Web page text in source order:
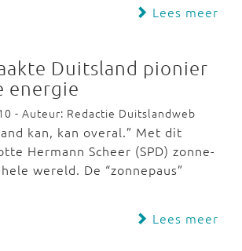
Lees meer
Duitsland pionier
energie
- Auteur: Redactie Duitslandweb
kan, kan overal.” Met dit
Hermann Scheer (SPD) zonne-
wereld. De “zonnepaus”
Lees meer